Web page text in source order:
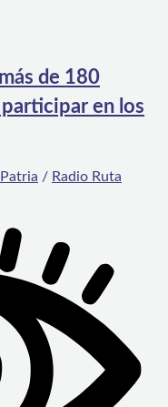
de 180
en los
/ Radio Ruta